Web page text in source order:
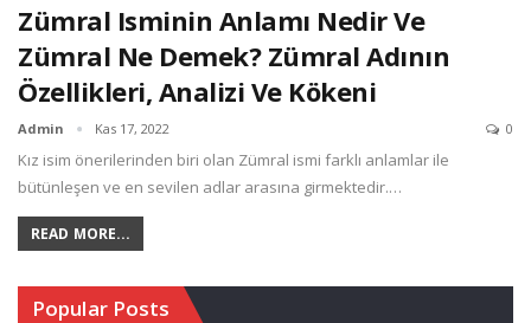
Zümral Isminin Anlamı Nedir Ve
Zümral Ne Demek? Zümral Adının
Özellikleri, Analizi Ve Kökeni
Admin Kas 17, 2022 0
Kız isim önerilerinden biri olan Zümral ismi farklı anlamlar ile
bütünleşen ve en sevilen adlar arasına girmektedir.…
READ MORE...
Popular Posts